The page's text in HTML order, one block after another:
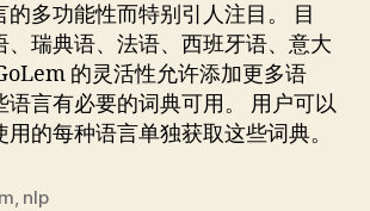
多功能性而特别引人注目。 目
、瑞典语、法语、西班牙语、意大
的灵活性允许添加更多语
语言有必要的词典可用。 用户可以
的每种语言单独获取这些词典。
, nlp